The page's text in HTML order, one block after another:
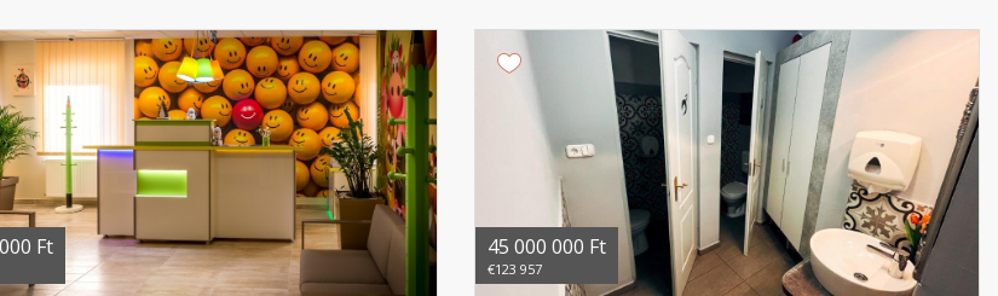
Ft 45 000 000 Ft
€123 957